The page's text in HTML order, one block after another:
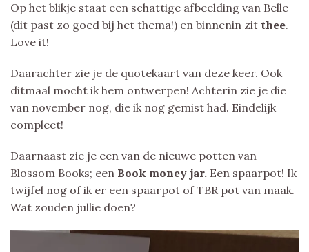
Op het blikje staat een schattige afbeelding van Belle
(dit past zo goed bij het thema!) en binnenin zit thee.
Love it!
Daarachter zie je de quotekaart van deze keer. Ook
ditmaal mocht ik hem ontwerpen! Achterin zie je die
van november nog, die ik nog gemist had. Eindelijk
compleet!
Daarnaast zie je een van de nieuwe potten van
Blossom Books; een Book money jar. Een spaarpot! Ik
twijfel nog of ik er een spaarpot of TBR pot van maak.
Wat zouden jullie doen?